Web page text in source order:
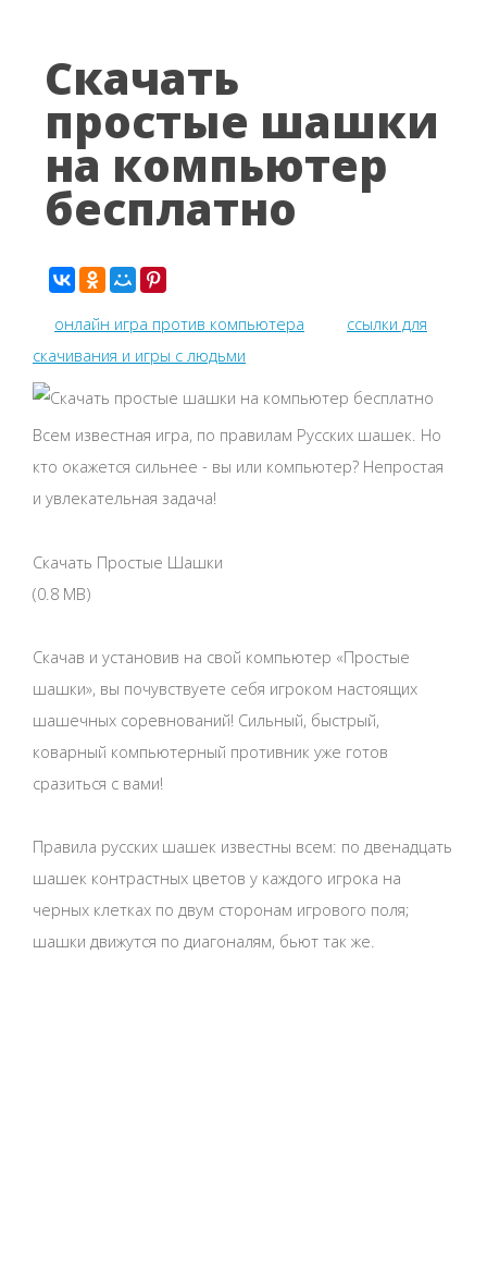
Скачать
простые шашки
на компьютер
бесплатно
онлайн игра против компьютера
ссылки для
скачивания и игры с людьми
Всем известная игра, по правилам Русских шашек. Но
кто окажется сильнее - вы или компьютер? Непростая
и увлекательная задача!
Скачать Простые Шашки
(0.8 MB)
Скачав и установив на свой компьютер «Простые
шашки», вы почувствуете себя игроком настоящих
шашечных соревнований! Сильный, быстрый,
коварный компьютерный противник уже готов
сразиться с вами!
Правила русских шашек известны всем: по двенадцать
шашек контрастных цветов у каждого игрока на
черных клетках по двум сторонам игрового поля;
шашки движутся по диагоналям, бьют так же.